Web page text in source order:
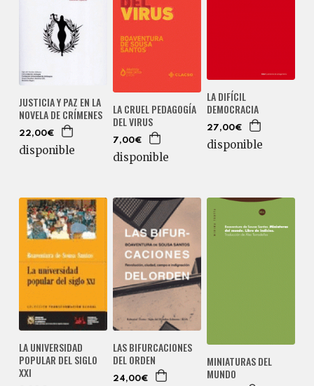
JUSTICIA Y PAZ EN LA
NOVELA DE CRÍMENES
22,00€
disponible
LA CRUEL PEDAGOGÍA
DEL VIRUS
7,00€
disponible
LA DIFÍCIL
DEMOCRACIA
27,00€
disponible
LA UNIVERSIDAD
POPULAR DEL SIGLO
XXI
LAS BIFURCACIONES
DEL ORDEN
24,00€
MINIATURAS DEL
MUNDO